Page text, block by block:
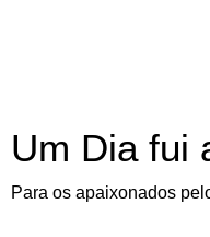
Um Dia fui
Para os apaixonados